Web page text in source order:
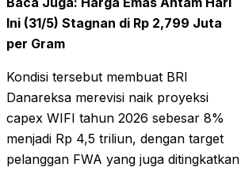
Ini (31/5) Stagnan di Rp 2,799 Juta
per Gram
Kondisi tersebut membuat BRI
Danareksa merevisi naik proyeksi
capex WIFI tahun 2026 sebesar 8%
menjadi Rp 4,5 triliun, dengan target
pelanggan FWA yang juga ditingkatkan